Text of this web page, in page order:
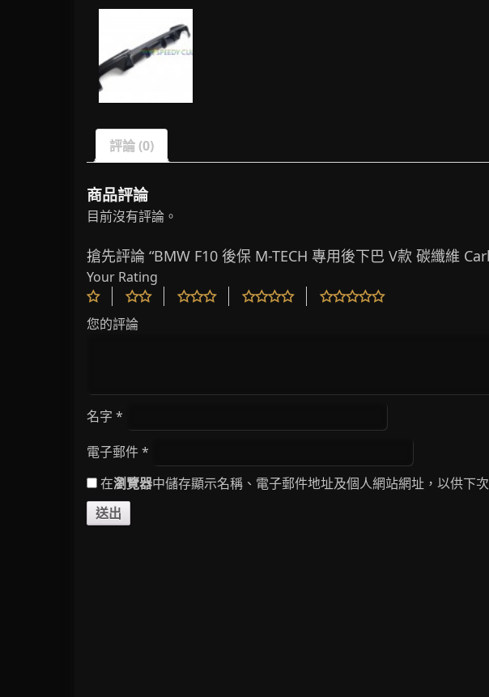
評論 (0)
商品評論
目前沒有評論。
搶先評論 “BMW F10 後保 M-TECH 專用後下巴 V款 碳纖維
Your Rating
您的評論
名字 *
電子郵件*
在瀏覽器中儲存顯示名稱、電子郵件地址及個人網站網址，以供下